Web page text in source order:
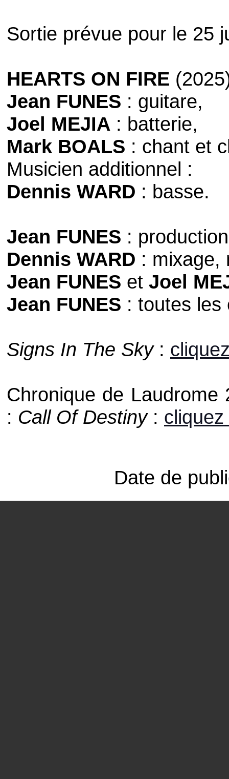
Sortie prévue pour le 25
HEARTS ON FIRE
Jean FUNES : guitare,
Joel MEJIA : batterie,
Mark BOALS : chant et
Musicien additionnel :
Dennis WARD : basse.
Jean FUNES :
Dennis WARD : mixage,
Jean FUNES et Joel
Jean FUNES : toutes les
Signs In The Sky:
Chronique de
: Call Of Destiny: cliquez
Date de